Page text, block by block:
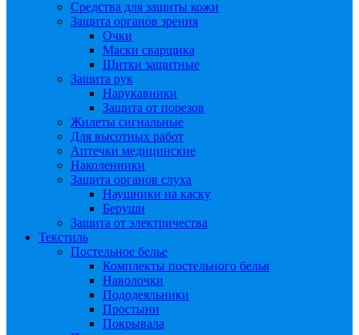
Средства для защиты кожи
Защита органов зрения
Очки
Маски сварщика
Щитки защитные
Защита рук
Нарукавники
Защита от порезов
Жилеты сигнальные
Для высотных работ
Аптечки медицинские
Наколенники
Защита органов слуха
Наушники на каску
Беруши
Защита от электричества
Текстиль
Постельное белье
Комплекты постельного белья
Наволочки
Пододеяльники
Простыни
Покрывала